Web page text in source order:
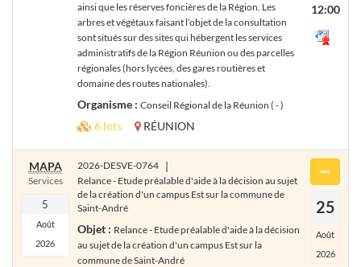
ainsi que les réserves foncières de la Région. Les
arbres et végétaux faisant l’objet de la consultation
sont situés sur des sites qui hébergent les services
administratifs de la Région Réunion ou des parcelles
régionales (hors lycées, des gares routières et
domaine des routes nationales).
Organisme : Conseil Régional de la Réunion ( - )
6 lots RÉUNION
12:00
MAPA
Services
5
Août
2026
2026-DESVE-0764 |
Relance - Etude préalable d'aide à la décision au sujet
de la création d'un campus Est sur la commune de
Saint-André
Objet : Relance - Etude préalable d'aide à la décision
au sujet de la création d'un campus Est sur la
commune de Saint-André
25
Août
2026